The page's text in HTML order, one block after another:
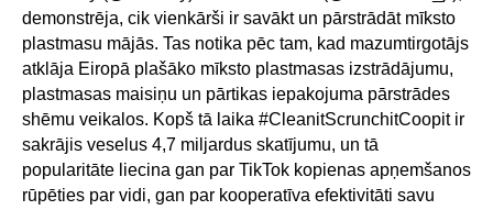
demonstrēja, cik vienkārši ir savākt un pārstrādāt mīksto
plastmasu mājās. Tas notika pēc tam, kad mazumtirgotājs
atklāja Eiropā plašāko mīksto plastmasas izstrādājumu,
plastmasas maisiņu un pārtikas iepakojuma pārstrādes
shēmu veikalos. Kopš tā laika #CleanitScrunchitCoopit ir
sakrājis veselus 4,7 miljardus skatījumu, un tā
popularitāte liecina gan par TikTok kopienas apņemšanos
rūpēties par vidi, gan par kooperatīva efektivitāti savu